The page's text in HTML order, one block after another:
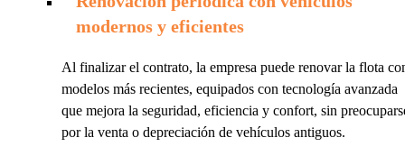
modernos y eficientes
Al finalizar el contrato, la empresa puede renovar la flota
modelos más recientes, equipados con tecnología avanzada
que mejora la seguridad, eficiencia y confort, sin
por la venta o depreciación de vehículos antiguos.